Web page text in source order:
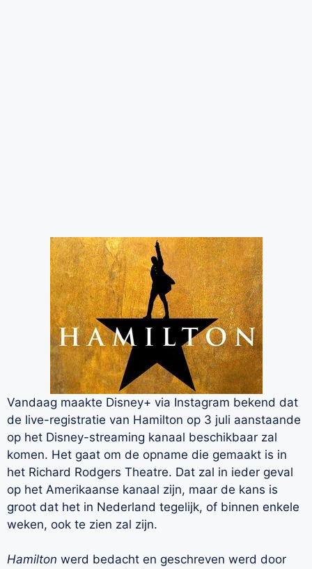
Vandaag maakte Disney+ via Instagram bekend dat
de live-registratie van Hamilton op 3 juli aanstaande
op het Disney-streaming kanaal beschikbaar zal
komen. Het gaat om de opname die gemaakt is in
het Richard Rodgers Theatre. Dat zal in ieder geval
op het Amerikaanse kanaal zijn, maar de kans is
groot dat het in Nederland tegelijk, of binnen enkele
weken, ook te zien zal zijn.
Hamilton werd bedacht en geschreven werd door